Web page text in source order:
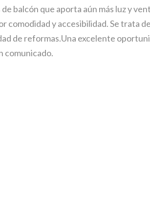
balcón que aporta aún más luz y
comodidad y accesibilidad. Se trata
de reformas.Una excelente
comunicado.